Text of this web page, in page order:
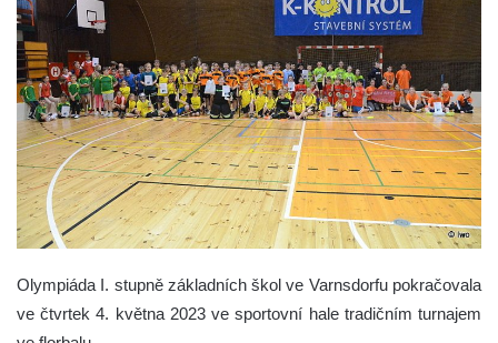
Olympiáda I. stupně základních škol ve Varnsdorfu pokračovala
ve čtvrtek 4. května 2023 ve sportovní hale tradičním turnajem